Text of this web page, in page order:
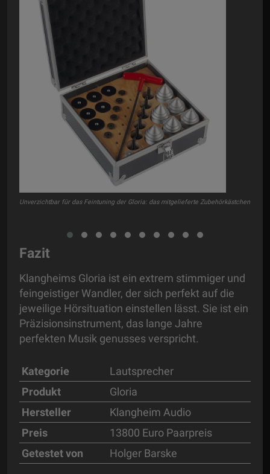
Unverzichtbar für das Feintuning der Gloria: das mitgelieferte Zubehörkästchen
Fazit
Klangheims Gloria ist ein extrem stimmiger und
feingeistiger Wandler, der sich perfekt auf die
jeweilige Hörsituation einstellen lässt. Sie ist ein
Präzisionsinstrument, das lange Jahre
perfekten Musik genusses verspricht.
Kategorie
Lautsprecher
Produkt
Gloria
Hersteller
Klangheim Audio
Preis
13800 Euro Paarpreis
Getestet von
Holger Barske